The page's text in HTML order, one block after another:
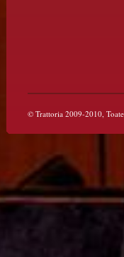
© Trattoria 2009-2010,